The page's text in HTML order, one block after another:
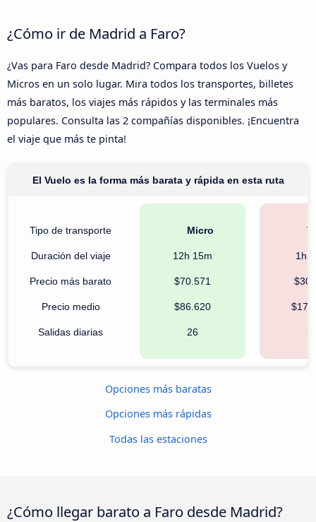
¿Cómo ir de Madrid a Faro?
¿Vas para Faro desde Madrid? Compara todos los Vuelos y
Micros en un solo lugar. Mira todos los transportes, billetes
más baratos, los viajes más rápidos y las terminales más
populares. Consulta las 2 compañías disponibles. ¡Encuentra
el viaje que más te pinta!
El Vuelo es la forma más barata y rápida en esta ruta
Tipo de transporte
Duración del viaje
Precio más barato
Precio medio
Salidas diarias
Micro
12h 15m
$70.571
$86.620
26
1h
Opciones más baratas
Opciones más rápidas
Todas las estaciones
¿Cómo llegar barato a Faro desde Madrid?